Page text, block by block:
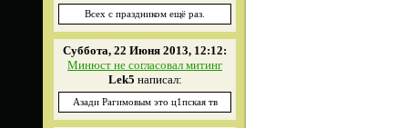
Всех с праздником ещё раз.
Суббота, 22 Июня 2013, 12:12:
Минюст не согласовал митинг
Lek5 написал:
Азади Рагимовым это ц1пская тв